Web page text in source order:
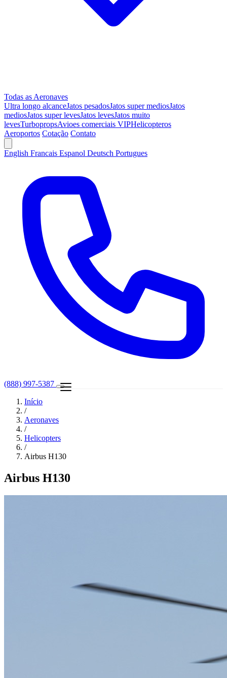
Todas as Aeronaves
Ultra longo alcanceJatos pesadosJatos super mediosJatos
mediosJatos super levesJatos levesJatos muito
levesTurbopropsAvioes comerciais VIPHelicopteros
Aeroportos Cotação Contato
English Francais Espanol Deutsch Portugues
(888) 997-5387
Início
/
Aeronaves
/
Helicopters
/
Airbus H130
Airbus H130